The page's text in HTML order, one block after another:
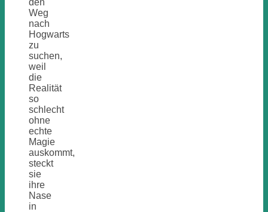
Weg
nach
Hogwarts
zu
suchen,
weil
die
Realität
so
schlecht
ohne
echte
Magie
auskommt,
steckt
sie
ihre
Nase
in